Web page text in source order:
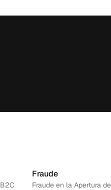
Fraude
Fraude en la Apertura de